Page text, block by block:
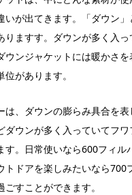
いが出てきます。「ダウン
りますす。ダウンが多く入
ウンジャケットには暖かさ
があります。
は、ダウンの膨らみ具合を
ダウンが多く入っていてフ
す。日常使いなら600フィル
トドアを楽しみたいなら700
すことができます。